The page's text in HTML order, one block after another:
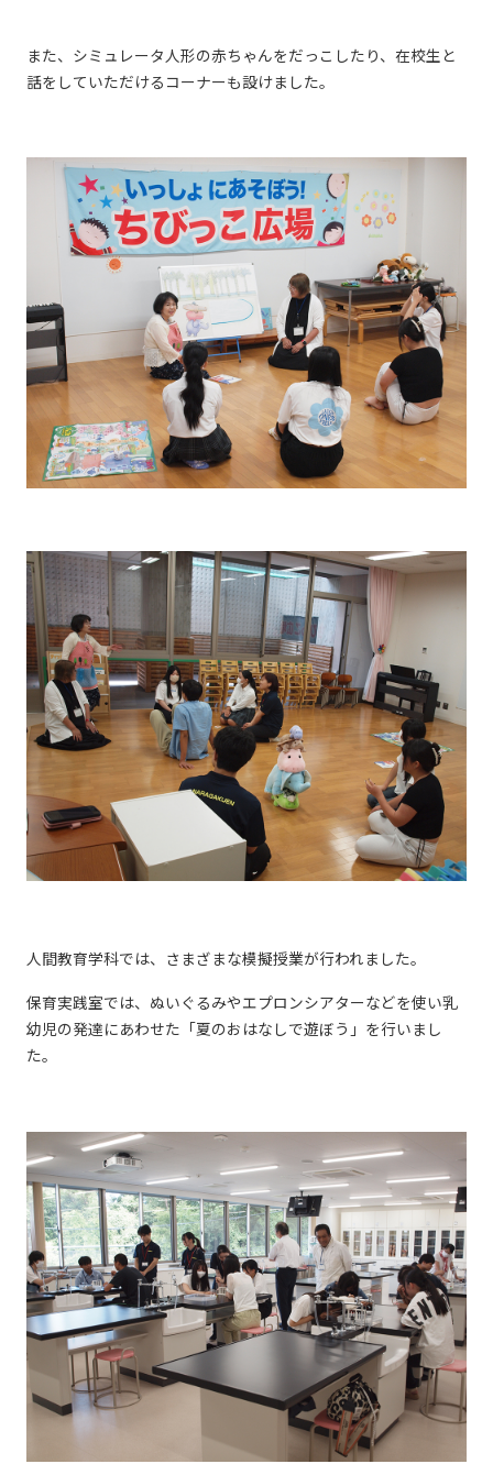
また、シミュレータ人形の赤ちゃんをだっこしたり、在校生と
話をしていただけるコーナーも設けました。
人間教育学科では、さまざまな模擬授業が行われました。
保育実践室では、ぬいぐるみやエプロンシアターなどを使い乳
幼児の発達にあわせた「夏のおはなしで遊ぼう」を行いまし
た。